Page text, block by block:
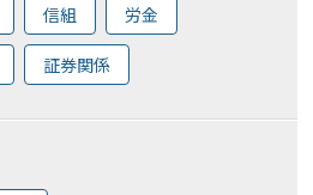
信組 労金
証券関係